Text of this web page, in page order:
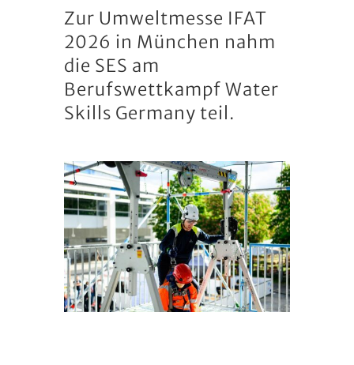
Zur Umweltmesse IFAT
2026 in München nahm
die SES am
Berufswettkampf Water
Skills Germany teil.